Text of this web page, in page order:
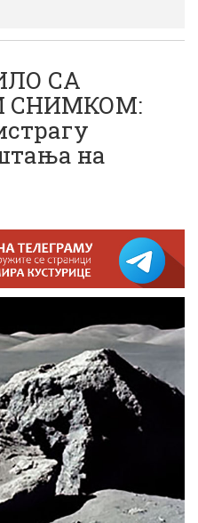
СА
СНИМКОМ:
на